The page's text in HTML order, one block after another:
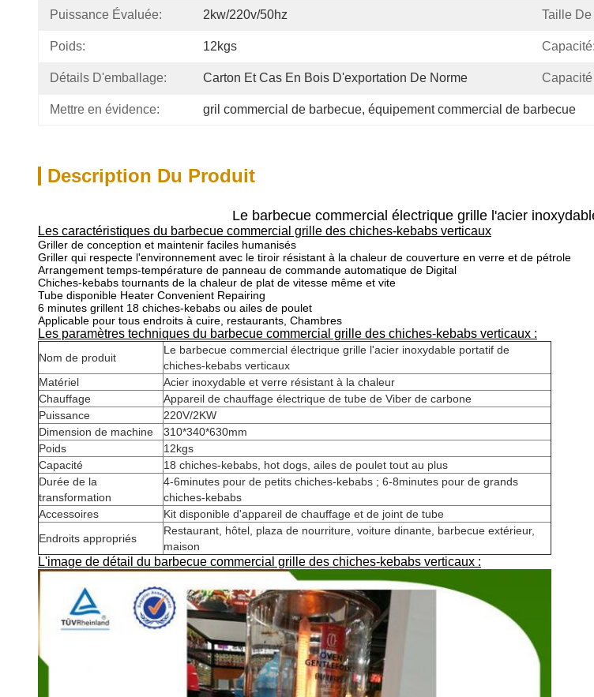
Puissance Évaluée: 2kw/220v/50hz Taille De
Poids: 12kgs Capacité:
Détails D'emballage: Carton Et Cas En Bois D'exportation De Norme
Mettre en évidence: gril commercial de barbecue, équipement commercial de barbecue
Description Du Produit
Le barbecue commercial électrique grille l'acier
Les caractéristiques du barbecue commercial grille des chiches-kebabs verticaux
Griller de conception et maintenir faciles humanisés
Griller qui respecte l'environnement avec le tiroir résistant à la chaleur de couverture en verre et de pétrole
Arrangement temps-température de panneau de commande automatique de Digital
Chiches-kebabs tournants de la chaleur de plat de vitesse même et vite
Tube disponible Heater Convenient Repairing
6 minutes grillent 18 chiches-kebabs ou ailes de poulet
Applicable pour tous endroits à cuire, restaurants, Chambres
Les paramètres techniques du barbecue commercial grille des chiches-kebabs verticaux :
Nom de produit
Le barbecue commercial électrique grille l'acier inoxydable portatif de
chiches-kebabs verticaux
Matériel
Acier inoxydable et verre résistant à la chaleur
Chauffage
Appareil de chauffage électrique de tube de Viber de carbone
Puissance
220V/2KW
Dimension de machine
310*340*630mm
Poids
12kgs
Capacité
18 chiches-kebabs, hot dogs, ailes de poulet tout au plus
Durée de la
transformation
4-6minutes pour de petits chiches-kebabs ; 6-8minutes pour de grands
chiches-kebabs
Accessoires
Kit disponible d'appareil de chauffage et de joint de tube
Endroits appropriés
Restaurant, hôtel, plaza de nourriture, voiture dinante, barbecue extérieur,
maison
L'image de détail du barbecue commercial grille des chiches-kebabs verticaux :